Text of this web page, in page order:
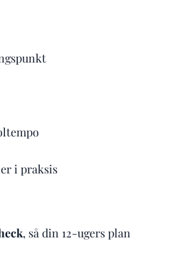
i praksis
, så din 12-ugers plan